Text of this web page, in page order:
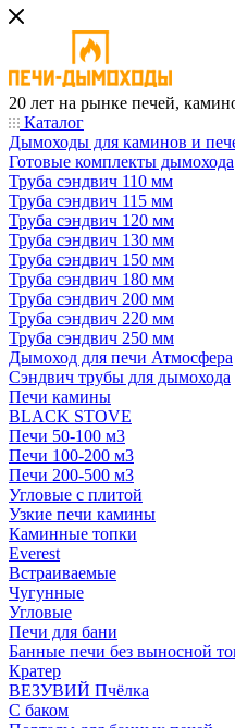
20 лет на рынке печей,
Каталог
Дымоходы для каминов и
Готовые комплекты дымохода
Труба сэндвич 110 мм
Труба сэндвич 115 мм
Труба сэндвич 120 мм
Труба сэндвич 130 мм
Труба сэндвич 150 мм
Труба сэндвич 180 мм
Труба сэндвич 200 мм
Труба сэндвич 220 мм
Труба сэндвич 250 мм
Дымоход для печи Атмосфера
Сэндвич трубы для дымохода
Печи камины
BLACK STOVE
Печи 50-100 м3
Печи 100-200 м3
Печи 200-500 м3
Угловые с плитой
Узкие печи камины
Каминные топки
Everest
Встраиваемые
Чугунные
Угловые
Печи для бани
Банные печи без выносной
Кратер
ВЕЗУВИЙ Пчёлка
С баком